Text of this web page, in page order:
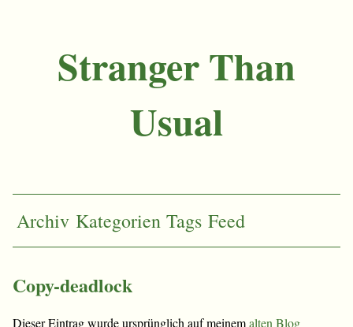
Stranger Than
Usual
Archiv Kategorien Tags Feed
Copy-deadlock
Dieser Eintrag wurde ursprünglich auf meinemalten Blog